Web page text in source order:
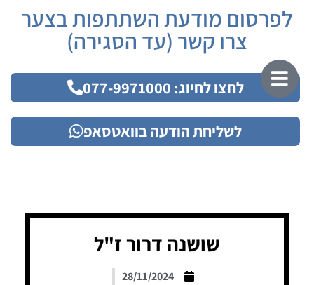
לפרסום מודעת השתתפות בצער
צרו קשר (עד הסגירה)
לחצו לחיוג: 077-9971000
לשליחת הודעה בוואטסאפ
שושנה דרור ז"ל
28/11/2024